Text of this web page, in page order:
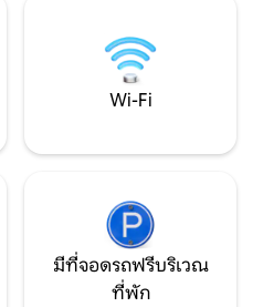
อสร้าง
Wi-Fi
มีที่จอดรถฟรีบริเวณ
ที่พัก